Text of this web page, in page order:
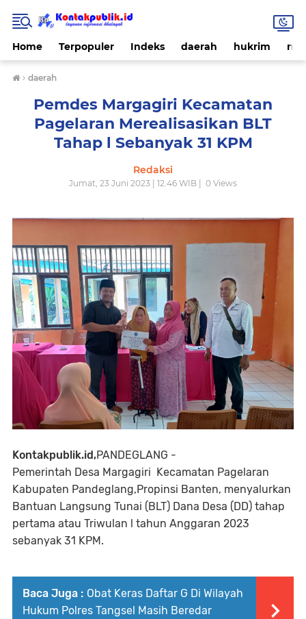
Home Terpopuler Indeks daerah hukrim
› daerah
Pemdes Margagiri Kecamatan
Pagelaran Merealisasikan BLT
Tahap l Sebanyak 31 KPM
Redaksi
Jumat, 23 Juni 2023 | 12.46 WIB | 0 Views
Kontakpublik.id,PANDEGLANG -
Pemerintah Desa Margagiri Kecamatan Pagelaran
Kabupaten Pandeglang,Propinsi Banten, menyalurkan
Bantuan Langsung Tunai (BLT) Dana Desa (DD) tahap
pertama atau Triwulan l tahun Anggaran 2023
sebanyak 31 KPM.
Baca Juga : Obat Keras Daftar G Di Wilayah
Hukum Polres Tangsel Masih Beredar